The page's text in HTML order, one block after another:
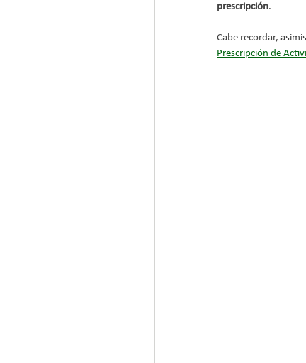
prescripción.
Cabe recordar,
Prescripción de